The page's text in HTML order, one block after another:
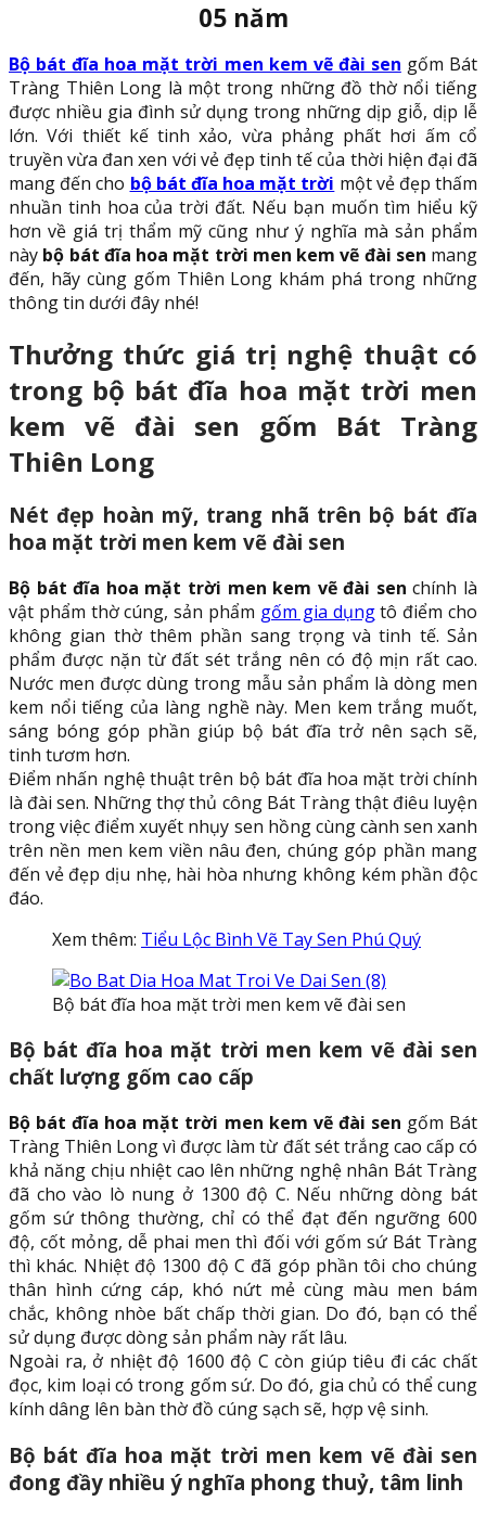
05 năm
Bộ bát đĩa hoa mặt trời men kem vẽ đài sen gốm Bát
Tràng Thiên Long là một trong những đồ thờ nổi tiếng
được nhiều gia đình sử dụng trong những dịp giỗ, dịp lễ
lớn. Với thiết kế tinh xảo, vừa phảng phất hơi ấm cổ
truyền vừa đan xen với vẻ đẹp tinh tế của thời hiện đại đã
mang đến cho bộ bát đĩa hoa mặt trời một vẻ đẹp thấm
nhuần tinh hoa của trời đất. Nếu bạn muốn tìm hiểu kỹ
hơn về giá trị thẩm mỹ cũng như ý nghĩa mà sản phẩm
này bộ bát đĩa hoa mặt trời men kem vẽ đài sen mang
đến, hãy cùng gốm Thiên Long khám phá trong những
thông tin dưới đây nhé!
Thưởng thức giá trị nghệ thuật có
trong bộ bát đĩa hoa mặt trời men
kem vẽ đài sen gốm Bát Tràng
Thiên Long
Nét đẹp hoàn mỹ, trang nhã trên bộ bát đĩa
hoa mặt trời men kem vẽ đài sen
Bộ bát đĩa hoa mặt trời men kem vẽ đài senchính là
vật phẩm thờ cúng, sản phẩm gốm gia dụngtô điểm cho
không gian thờ thêm phần sang trọng và tinh tế. Sản
phẩm được nặn từ đất sét trắng nên có độ mịn rất cao.
Nước men được dùng trong mẫu sản phẩm là dòng men
kem nổi tiếng của làng nghề này. Men kem trắng muốt,
sáng bóng góp phần giúp bộ bát đĩa trở nên sạch sẽ,
tinh tươm hơn.
Điểm nhấn nghệ thuật trên bộ bát đĩa hoa mặt trời chính
là đài sen. Những thợ thủ công Bát Tràng thật điêu luyện
trong việc điểm xuyết nhụy sen hồng cùng cành sen xanh
trên nền men kem viền nâu đen, chúng góp phần mang
đến vẻ đẹp dịu nhẹ, hài hòa nhưng không kém phần độc
đáo.
Xem thêm: Tiểu Lộc Bình Vẽ Tay Sen Phú Quý
Bộ bát đĩa hoa mặt trời men kem vẽ đài sen
Bộ bát đĩa hoa mặt trời men kem vẽ đài sen
chất lượng gốm cao cấp
Bộ bát đĩa hoa mặt trời men kem vẽ đài sen gốm Bát
Tràng Thiên Long vì được làm từ đất sét trắng cao cấp có
khả năng chịu nhiệt cao lên những nghệ nhân Bát Tràng
đã cho vào lò nung ở 1300 độ C. Nếu những dòng bát
gốm sứ thông thường, chỉ có thể đạt đến ngưỡng 600
độ, cốt mỏng, dễ phai men thì đối với gốm sứ Bát Tràng
thì khác. Nhiệt độ 1300 độ C đã góp phần tôi cho chúng
thân hình cứng cáp, khó nứt mẻ cùng màu men bám
chắc, không nhòe bất chấp thời gian. Do đó, bạn có thể
sử dụng được dòng sản phẩm này rất lâu.
Ngoài ra, ở nhiệt độ 1600 độ C còn giúp tiêu đi các chất
đọc, kim loại có trong gốm sứ. Do đó, gia chủ có thể cung
kính dâng lên bàn thờ đồ cúng sạch sẽ, hợp vệ sinh.
Bộ bát đĩa hoa mặt trời men kem vẽ đài sen
đong đầy nhiều ý nghĩa phong thuỷ, tâm linh